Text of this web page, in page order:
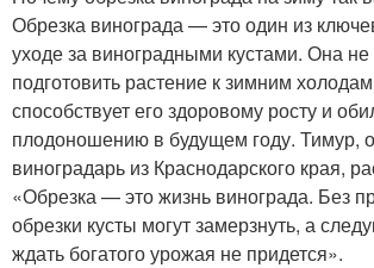
Виноград в школке Лозы
Сентябрь в
винограднике
Обрезка винограда — это один из
уходе за виноградными кустами. Она не
подготовить растение к зимним
способствует его здоровому росту и
плодоношению в будущем году. Тимур,
виноградарь из Краснодарского края,
«Обрезка — это жизнь винограда. Без
обрезки кусты могут замерзнуть, а
ждать богатого урожая не придется».